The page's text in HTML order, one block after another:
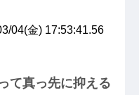
04(金) 17:53:41.56
て真っ先に抑える